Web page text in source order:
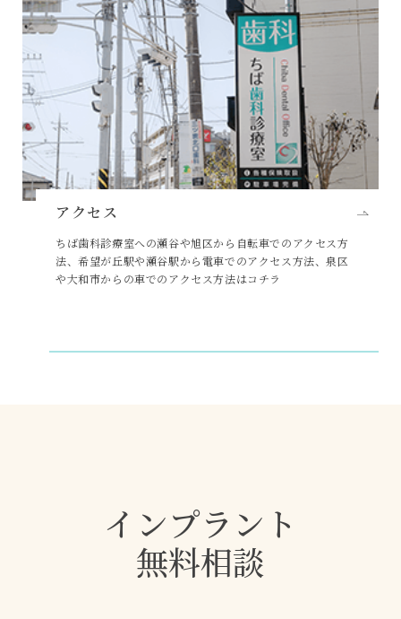
アクセス
ちば歯科診療室への瀬谷や旭区から自転車でのアクセス方
法、希望が丘駅や瀬谷駅から電車でのアクセス方法、泉区
や大和市からの車でのアクセス方法はコチラ
インプラント
無料相談